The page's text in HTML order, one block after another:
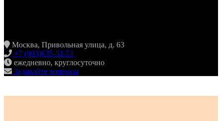
Москва, Привольная улица, д. 63
+7 (993)635-51-51
ежедневно, круглосуточно
Задавайте вопросы